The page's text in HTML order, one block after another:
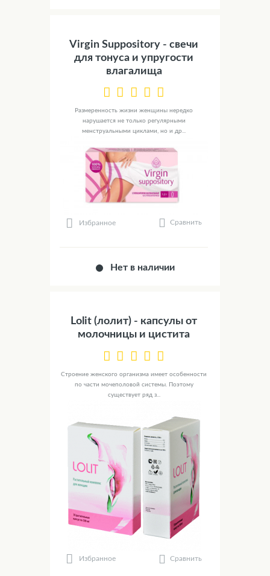
Virgin Suppository - свечи
для тонуса и упругости
влагалища
Размеренность жизни женщины нередко
нарушается не только регулярными
менструальными циклами, но и др...
Избранное Сравнить
Нет в наличии
Lolit (лолит) - капсулы от
молочницы и цистита
Строение женского организма имеет особенности
по части мочеполовой системы. Поэтому
существует ряд з...
Избранное Сравнить